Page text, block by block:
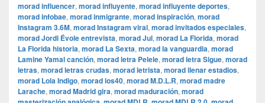
morad influencer, morad influyente, morad influyente deportes,
morad infobae, morad inmigrante, morad inspiración, morad
Instagram 3.6M, morad Instagram viral, morad invitados especiales,
morad Jordi Évole entrevista, morad Jul, morad La Florida, morad
La Florida historia, morad La Sexta, morad la vanguardia, morad
Lamine Yamal canción, morad letra Pelele, morad letra Sigue, morad
letras, morad letras crudas, morad letrista, morad llenar estadios,
morad Lola Indigo, morad los40, morad M.D.L.R, morad madre
Larache, morad Madrid gira, morad maduración, morad